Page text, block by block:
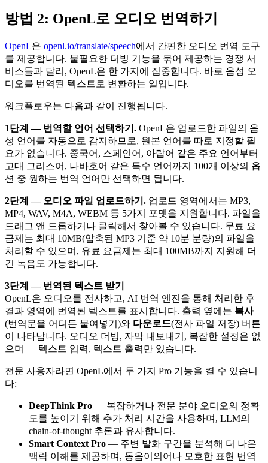
방법 2: OpenL로 오디오 번역하기
OpenL은 openl.io/translate/speech에서 간편한 오디오 번역 도구
를 제공합니다. 불필요한 더빙 기능을 묶어 제공하는 경쟁 서
비스들과 달리, OpenL은 한 가지에 집중합니다. 바로 음성 오
디오를 번역된 텍스트로 변환하는 일입니다.
워크플로우는 다음과 같이 진행됩니다.
1단계 — 번역할 언어 선택하기. OpenL은 업로드한 파일의 음
성 언어를 자동으로 감지하므로, 원본 언어를 따로 지정할 필
요가 없습니다. 중국어, 스페인어, 아랍어 같은 주요 언어부터
고대 그리스어, 나바호어 같은 특수 언어까지 100개 이상의 옵
션 중 원하는 번역 언어만 선택하면 됩니다.
2단계 — 오디오 파일 업로드하기. 업로드 영역에서는 MP3,
MP4, WAV, M4A, WEBM 등 5가지 포맷을 지원합니다. 파일을
드래그 앤 드롭하거나 클릭해서 찾아볼 수 있습니다. 무료 요
금제는 최대 10MB(압축된 MP3 기준 약 10분 분량)의 파일을
처리할 수 있으며, 유료 요금제는 최대 100MB까지 지원해 더
긴 녹음도 가능합니다.
3단계 — 번역된 텍스트 받기
OpenL은 오디오를 전사하고, AI 번역 엔진을 통해 처리한 후
결과 영역에 번역된 텍스트를 표시합니다. 출력 옆에는 복사
(번역문을 어디든 붙여넣기)와 다운로드(전사 파일 저장) 버튼
이 나타납니다. 오디오 더빙, 자막 내보내기, 복잡한 설정은 없
으며 — 텍스트 입력, 텍스트 출력만 있습니다.
전문 사용자라면 OpenL에서 두 가지 Pro 기능을 켤 수 있습니
다:
DeepThink Pro — 복잡하거나 전문 분야 오디오의 정확
도를 높이기 위해 추가 처리 시간을 사용하며, LLM의
chain-of-thought 추론과 유사합니다.
Smart Context Pro — 주변 발화 구간을 분석해 더 나은
맥락 이해를 제공하며, 동음이의어나 모호한 표현 번역